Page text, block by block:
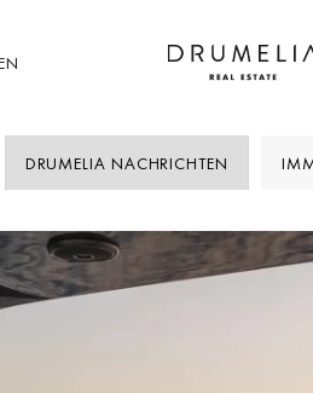
DRUMELIA NACHRICHTEN